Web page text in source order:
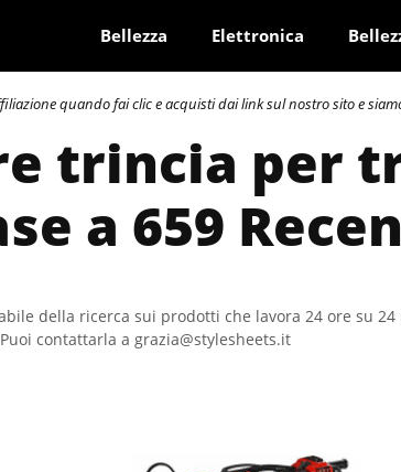
Bellezza Elettronica
quando fai clic e acquisti dai link sul nostro sito e
trincia per
a 659
della ricerca sui prodotti che lavora 24 ore su
contattarla a grazia@stylesheets.it